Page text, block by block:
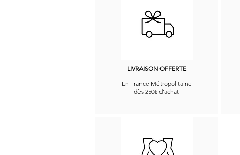
LIVRAISON OFFERTE
En France Métropolitaine
dès 250€ d’achat